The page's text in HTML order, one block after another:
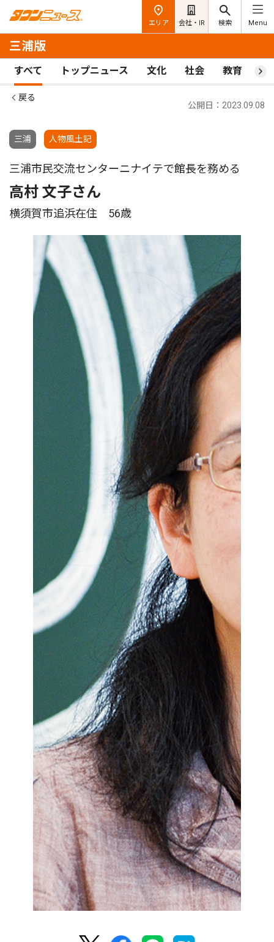
エリア 会社・IR 検索 Menu
三浦版
すべて トップニュース 文化 社会 教育 ス
戻る
三浦 人物風土記
公開日：2023.09.08
三浦市民交流センターニナイテで館長を務める
高村 文子さん
横須賀市追浜在住 56歳